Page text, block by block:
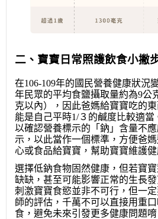
二、寶寶日常照護飲食小撇
在106-109年的國民營養健康狀況
年民眾的平均食鹽攝取量約為9公
克以內），因此爸媽給寶寶吃的
能是自己平時1/３的鹹度比較適
以確認營養標示的「鈉」含量不
示，以此當作一個標準，方便爸
心或食品給寶寶，幫助寶寶維護健
選擇低鈉食物固然健康，但若寶
缺缺，甚至可能影響正常的生長
刺激寶寶食慾並非不可行，但一
師的評估，千萬不可以直接用重
食，避免未來引發更多健康問題唷